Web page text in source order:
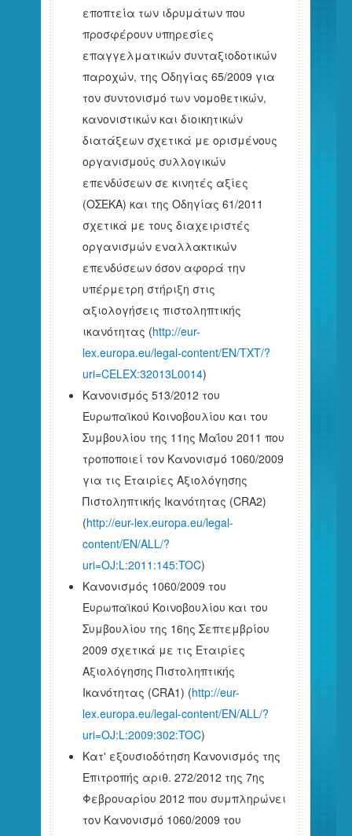
εποπτεία των ιδρυμάτων που
προσφέρουν υπηρεσίες
επαγγελματικών συνταξιοδοτικών
παροχών, της Οδηγίας 65/2009 για
τον συντονισμό των νομοθετικών,
κανονιστικών και διοικητικών
διατάξεων σχετικά με ορισμένους
οργανισμούς συλλογικών
επενδύσεων σε κινητές αξίες
(ΟΣΕΚΑ) και της Οδηγίας 61/2011
σχετικά με τους διαχειριστές
οργανισμών εναλλακτικών
επενδύσεων όσον αφορά την
υπέρμετρη στήριξη στις
αξιολογήσεις πιστοληπτικής
ικανότητας (http://eur-
lex.europa.eu/legal-content/EN/TXT/?
uri=CELEX:32013L0014)
Κανονισμός 513/2012 του
Ευρωπαϊκού Κοινοβουλίου και του
Συμβουλίου της 11ης Μαΐου 2011 που
τροποποιεί τον Κανονισμό 1060/2009
για τις Εταιρίες Αξιολόγησης
Πιστοληπτικής Ικανότητας (CRA2)
(http://eur-lex.europa.eu/legal-
content/EN/ALL/?
uri=OJ:L:2011:145:TOC)
Κανονισμός 1060/2009 του
Ευρωπαϊκού Κοινοβουλίου και του
Συμβουλίου της 16ης Σεπτεμβρίου
2009 σχετικά με τις Εταιρίες
Αξιολόγησης Πιστοληπτικής
Ικανότητας (CRA1) (http://eur-
lex.europa.eu/legal-content/EN/ALL/?
uri=OJ:L:2009:302:TOC)
Κατ' εξουσιοδότηση Κανονισμός της
Επιτροπής αριθ. 272/2012 της 7ης
Φεβρουαρίου 2012 που συμπληρώνει
τον Κανονισμό 1060/2009 του